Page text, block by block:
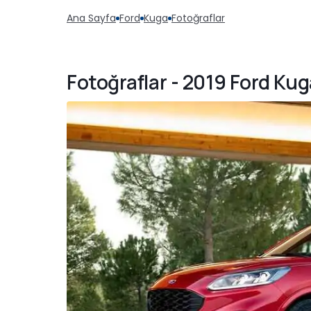
Ana Sayfa Ford Kuga Fotoğraflar
Fotoğraflar - 2019 Ford